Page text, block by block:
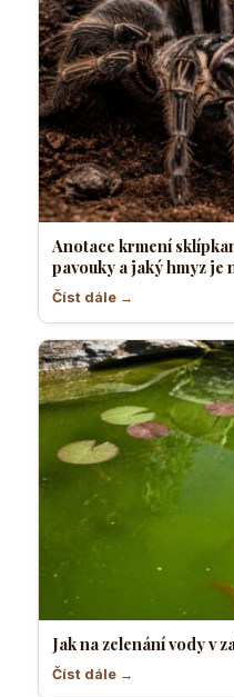
Anotace krmení
pavouky a jaký hmyz je
Číst dále →
Jak na zelenání vody v
Číst dále →